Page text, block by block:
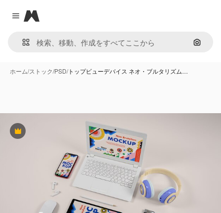
Close menu
Magnific
画像で
ホーム/ストック/PSD/トップビューデバイス ネオ・ブルタリズム…
Premium